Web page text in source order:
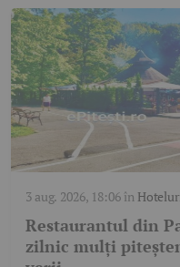
3 aug. 2026, 18:06în
Restaurantul din
zilnic mulți